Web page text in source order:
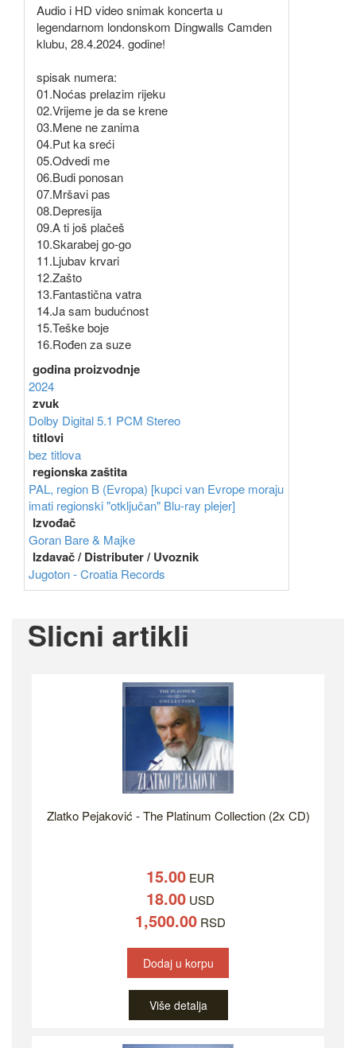
Audio i HD video snimak koncerta u
legendarnom londonskom Dingwalls Camden
klubu, 28.4.2024. godine!
spisak numera:
01.Noćas prelazim rijeku
02.Vrijeme je da se krene
03.Mene ne zanima
04.Put ka sreći
05.Odvedi me
06.Budi ponosan
07.Mršavi pas
08.Depresija
09.A ti još plačeš
10.Skarabej go-go
11.Ljubav krvari
12.Zašto
13.Fantastična vatra
14.Ja sam budućnost
15.Teške boje
16.Rođen za suze
godina proizvodnje
2024
zvuk
Dolby Digital 5.1 PCM Stereo
titlovi
bez titlova
regionska zaštita
PAL, region B (Evropa) [kupci van Evrope moraju
imati regionski "otključan" Blu-ray plejer]
Izvođač
Goran Bare & Majke
Izdavač / Distributer / Uvoznik
Jugoton - Croatia Records
Slicni artikli
Zlatko Pejaković - The Platinum Collection (2x CD)
15.00EUR
18.00USD
1,500.00RSD
Dodaj u korpu
Više detalja